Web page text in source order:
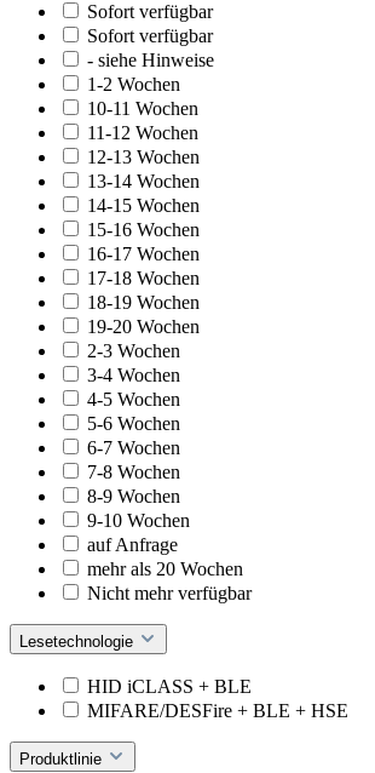
Sofort verfügbar
Sofort verfügbar
- siehe Hinweise
1-2 Wochen
10-11 Wochen
11-12 Wochen
12-13 Wochen
13-14 Wochen
14-15 Wochen
15-16 Wochen
16-17 Wochen
17-18 Wochen
18-19 Wochen
19-20 Wochen
2-3 Wochen
3-4 Wochen
4-5 Wochen
5-6 Wochen
6-7 Wochen
7-8 Wochen
8-9 Wochen
9-10 Wochen
auf Anfrage
mehr als 20 Wochen
Nicht mehr verfügbar
Lesetechnologie
HID iCLASS + BLE
MIFARE/DESFire + BLE + HSE
Produktlinie